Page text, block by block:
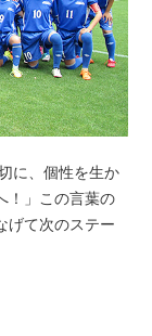
に、個性を生か
！」この言葉の
げて次のステー